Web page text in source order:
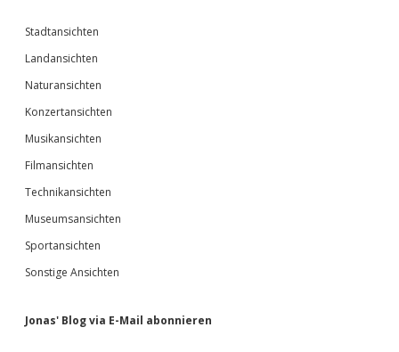
Stadtansichten
Landansichten
Naturansichten
Konzertansichten
Musikansichten
Filmansichten
Technikansichten
Museumsansichten
Sportansichten
Sonstige Ansichten
Jonas' Blog via E-Mail abonnieren